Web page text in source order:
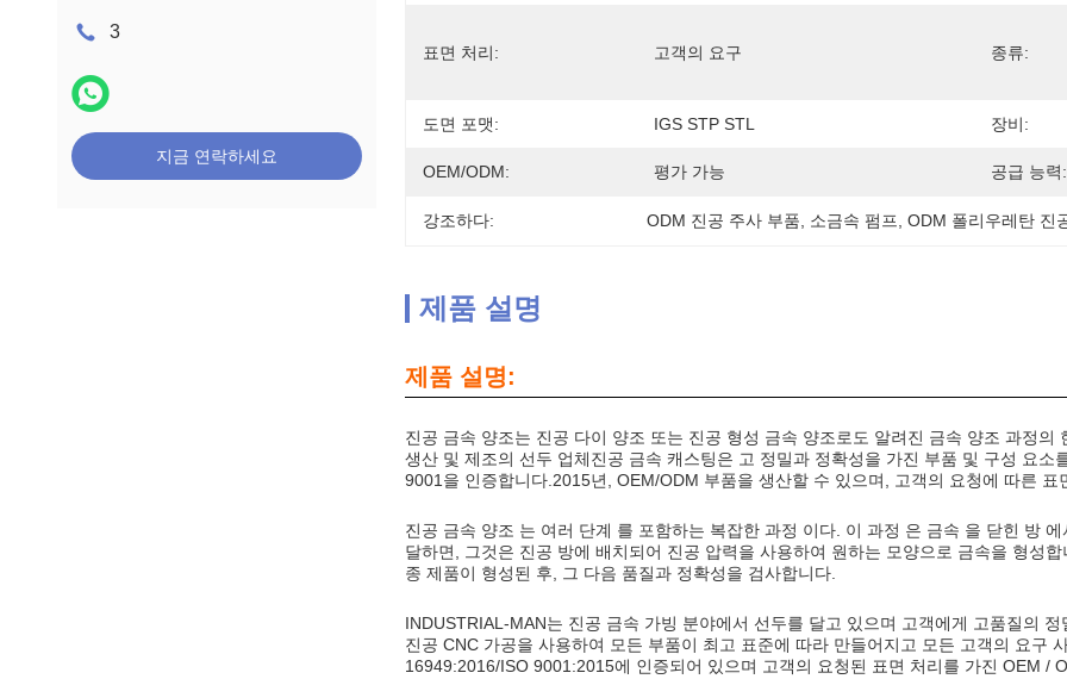
3
지금 연락하세요
표면 처리: 고객의 요구 종류:
도면 포맷: IGS STP STL 장비:
OEM/ODM: 평가 가능 공급 능력:
강조하다: ODM 진공 주사 부품 소금속 펌프 , ODM 폴리우레탄 진
제품 설명
제품 설명:
진공 금속 양조는 진공 다이 양조 또는 진공 형성 금속 양조로도 알려진 금속 양조 과정
생산 및 제조의 선두 업체진공 금속 캐스팅은 고 정밀과 정확성을 가진 부품 및 구성 요
9001을 인증합니다.2015년, OEM/ODM 부품을 생산할 수 있으며, 고객의 요청에 따른 표
진공 금속 양조 는 여러 단계 를 포함하는 복잡한 과정 이다. 이 과정 은 금속 을 닫힌 방
달하면, 그것은 진공 방에 배치되어 진공 압력을 사용하여 원하는 모양으로 금속을 형성
종 제품이 형성된 후, 그 다음 품질과 정확성을 검사합니다.
INDUSTRIAL-MAN는 진공 금속 가빙 분야에서 선두를 달고 있으며 고객에게 고품질의
진공 CNC 가공을 사용하여 모든 부품이 최고 표준에 따라 만들어지고 모든 고객의 요구
16949:2016/ISO 9001:2015에 인증되어 있으며 고객의 요청된 표면 처리를 가진 OEM /